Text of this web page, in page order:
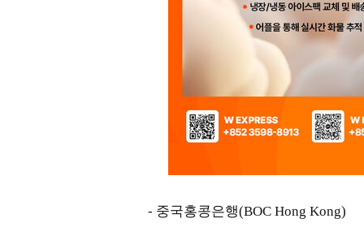
- 중국홍콩은행(BOC Hong Kong)